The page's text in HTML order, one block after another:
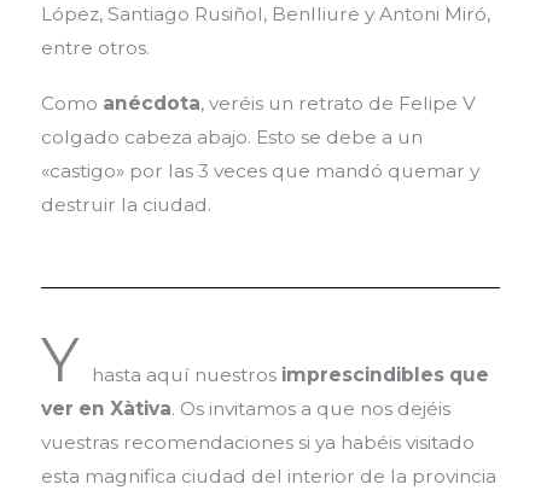
López, Santiago Rusiñol, Benlliure y Antoni Miró,
entre otros.
Como anécdota, veréis un retrato de Felipe V
colgado cabeza abajo. Esto se debe a un
«castigo» por las 3 veces que mandó quemar y
destruir la ciudad.
Y hasta aquí nuestros imprescindibles que
ver en Xàtiva. Os invitamos a que nos dejéis
vuestras recomendaciones si ya habéis visitado
esta magnifica ciudad del interior de la provincia